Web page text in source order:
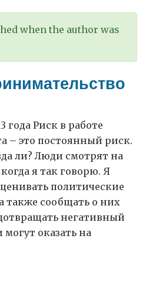
when the author was
года Риск в работе
– это постоянный риск.
ли? Люди смотрят на
я так говорю. Я
политические
также сообщать о них
негативный
оказать на